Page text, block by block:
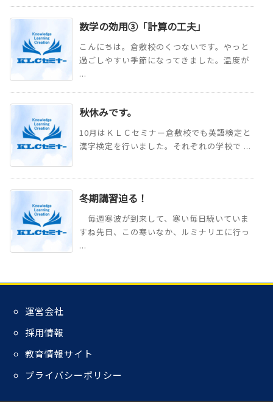
数学の効用③「計算の工夫」
こんにちは。倉敷校のくつないです。やっと
過ごしやすい季節になってきました。温度が
...
秋休みです。
10月はＫＬＣセミナー倉敷校でも英語検定と
漢字検定を行いました。それぞれの学校で ...
冬期講習迫る！
毎週寒波が到来して、寒い毎日続いていま
すね先日、この寒いなか、ルミナリエに行っ
...
運営会社
採用情報
教育情報サイト
プライバシーポリシー